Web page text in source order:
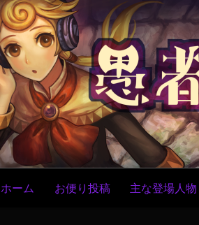
ホーム お便り投稿 主な登場人物